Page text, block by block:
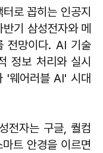
로 꼽히는 인공지
기 삼성전자와 메
전망이다. AI 기술
정보 처리와 실시
'웨어러블 AI' 시대
전자는 구글, 퀄컴
트 안경을 이르면